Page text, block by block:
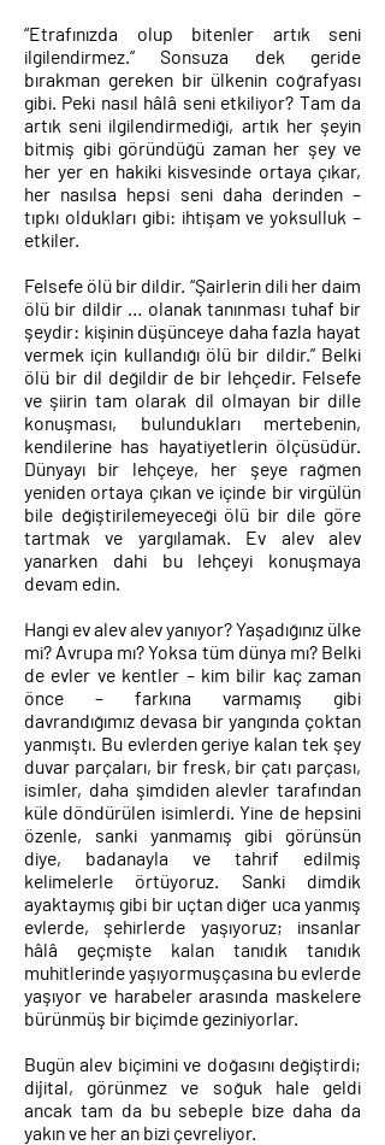
“Etrafınızda olup bitenler artık seni
ilgilendirmez.” Sonsuza dek geride
bırakman gereken bir ülkenin coğrafyası
gibi. Peki nasıl hâlâ seni etkiliyor? Tam da
artık seni ilgilendirmediği, artık her şeyin
bitmiş gibi göründüğü zaman her şey ve
her yer en hakiki kisvesinde ortaya çıkar,
her nasılsa hepsi seni daha derinden –
tıpkı oldukları gibi: ihtişam ve yoksulluk –
etkiler.
Felsefe ölü bir dildir. “Şairlerin dili her daim
ölü bir dildir … olanak tanınması tuhaf bir
şeydir: kişinin düşünceye daha fazla hayat
vermek için kullandığı ölü bir dildir.” Belki
ölü bir dil değildir de bir lehçedir. Felsefe
ve şiirin tam olarak dil olmayan bir dille
konuşması, bulundukları mertebenin,
kendilerine has hayatiyetlerin ölçüsüdür.
Dünyayı bir lehçeye, her şeye rağmen
yeniden ortaya çıkan ve içinde bir virgülün
bile değiştirilemeyeceği ölü bir dile göre
tartmak ve yargılamak. Ev alev alev
yanarken dahi bu lehçeyi konuşmaya
devam edin.
Hangi ev alev alev yanıyor? Yaşadığınız ülke
mi? Avrupa mı? Yoksa tüm dünya mı? Belki
de evler ve kentler – kim bilir kaç zaman
önce – farkına varmamış gibi
davrandığımız devasa bir yangında çoktan
yanmıştı. Bu evlerden geriye kalan tek şey
duvar parçaları, bir fresk, bir çatı parçası,
isimler, daha şimdiden alevler tarafından
küle döndürülen isimlerdi. Yine de hepsini
özenle, sanki yanmamış gibi görünsün
diye, badanayla ve tahrif edilmiş
kelimelerle örtüyoruz. Sanki dimdik
ayaktaymış gibi bir uçtan diğer uca yanmış
evlerde, şehirlerde yaşıyoruz; insanlar
hâlâ geçmişte kalan tanıdık tanıdık
muhitlerinde yaşıyormuşçasına bu evlerde
yaşıyor ve harabeler arasında maskelere
bürünmüş bir biçimde geziniyorlar.
Bugün alev biçimini ve doğasını değiştirdi;
dijital, görünmez ve soğuk hale geldi
ancak tam da bu sebeple bize daha da
yakın ve her an bizi çevreliyor.